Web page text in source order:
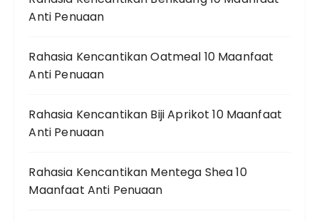
Anti Penuaan
Rahasia Kencantikan Oatmeal 10 Maanfaat
Anti Penuaan
Rahasia Kencantikan Biji Aprikot 10 Maanfaat
Anti Penuaan
Rahasia Kencantikan Mentega Shea 10
Maanfaat Anti Penuaan